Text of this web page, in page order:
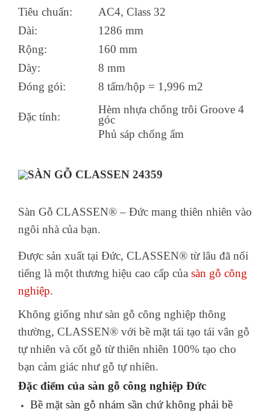
Tiêu chuẩn:
AC4, Class 32
Dài:
1286 mm
Rộng:
160 mm
Dày:
8 mm
Đóng gói:
8 tấm/hộp = 1,996 m2
Đặc tính:
Hèm nhựa chống trôi Groove 4
góc
Phủ sáp chống ẩm
Sàn Gỗ CLASSEN® – Đức mang thiên nhiên vào
ngôi nhà của bạn.
Được sản xuất tại Đức, CLASSEN® từ lâu đã nổi
tiếng là một thương hiệu cao cấp của sàn gỗ công
nghiệp.
Không giống như sàn gỗ công nghiệp thông
thường, CLASSEN® với bề mặt tái tạo tái vân gỗ
tự nhiên và cốt gỗ từ thiên nhiên 100% tạo cho
bạn cảm giác như gỗ tự nhiên.
Đặc điểm của sàn gỗ công nghiệp Đức
Bề mặt sàn gỗ nhám sần chứ không phải bề